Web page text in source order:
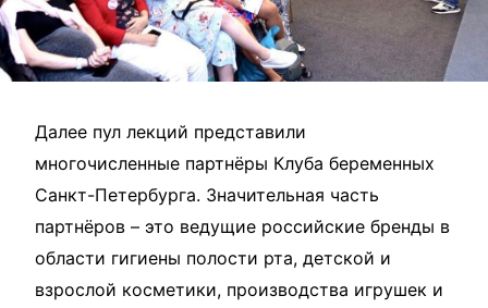
Далее пул лекций представили
многочисленные партнёры Клуба беременных
Санкт-Петербурга. Значительная часть
партнёров – это ведущие российские бренды в
области гигиены полости рта, детской и
взрослой косметики, производства игрушек и